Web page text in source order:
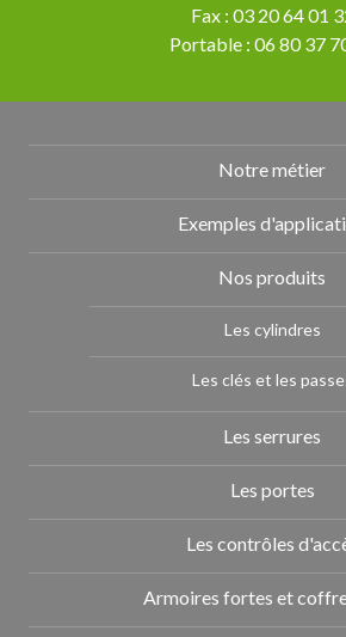
Fax : 03 20 64 01
Portable : 06 80 37
Notre métier
Exemples
Nos produits
Les cylindres
Les clés et les
Les serrures
Les portes
Les contrôles
Armoires fortes et